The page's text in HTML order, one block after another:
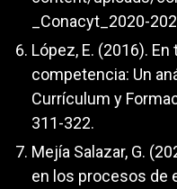
_Conacyt_2020-
López, E. (2016).
competencia: Un
Currículum y
311-322.
Mejía Salazar, G.
en los procesos de